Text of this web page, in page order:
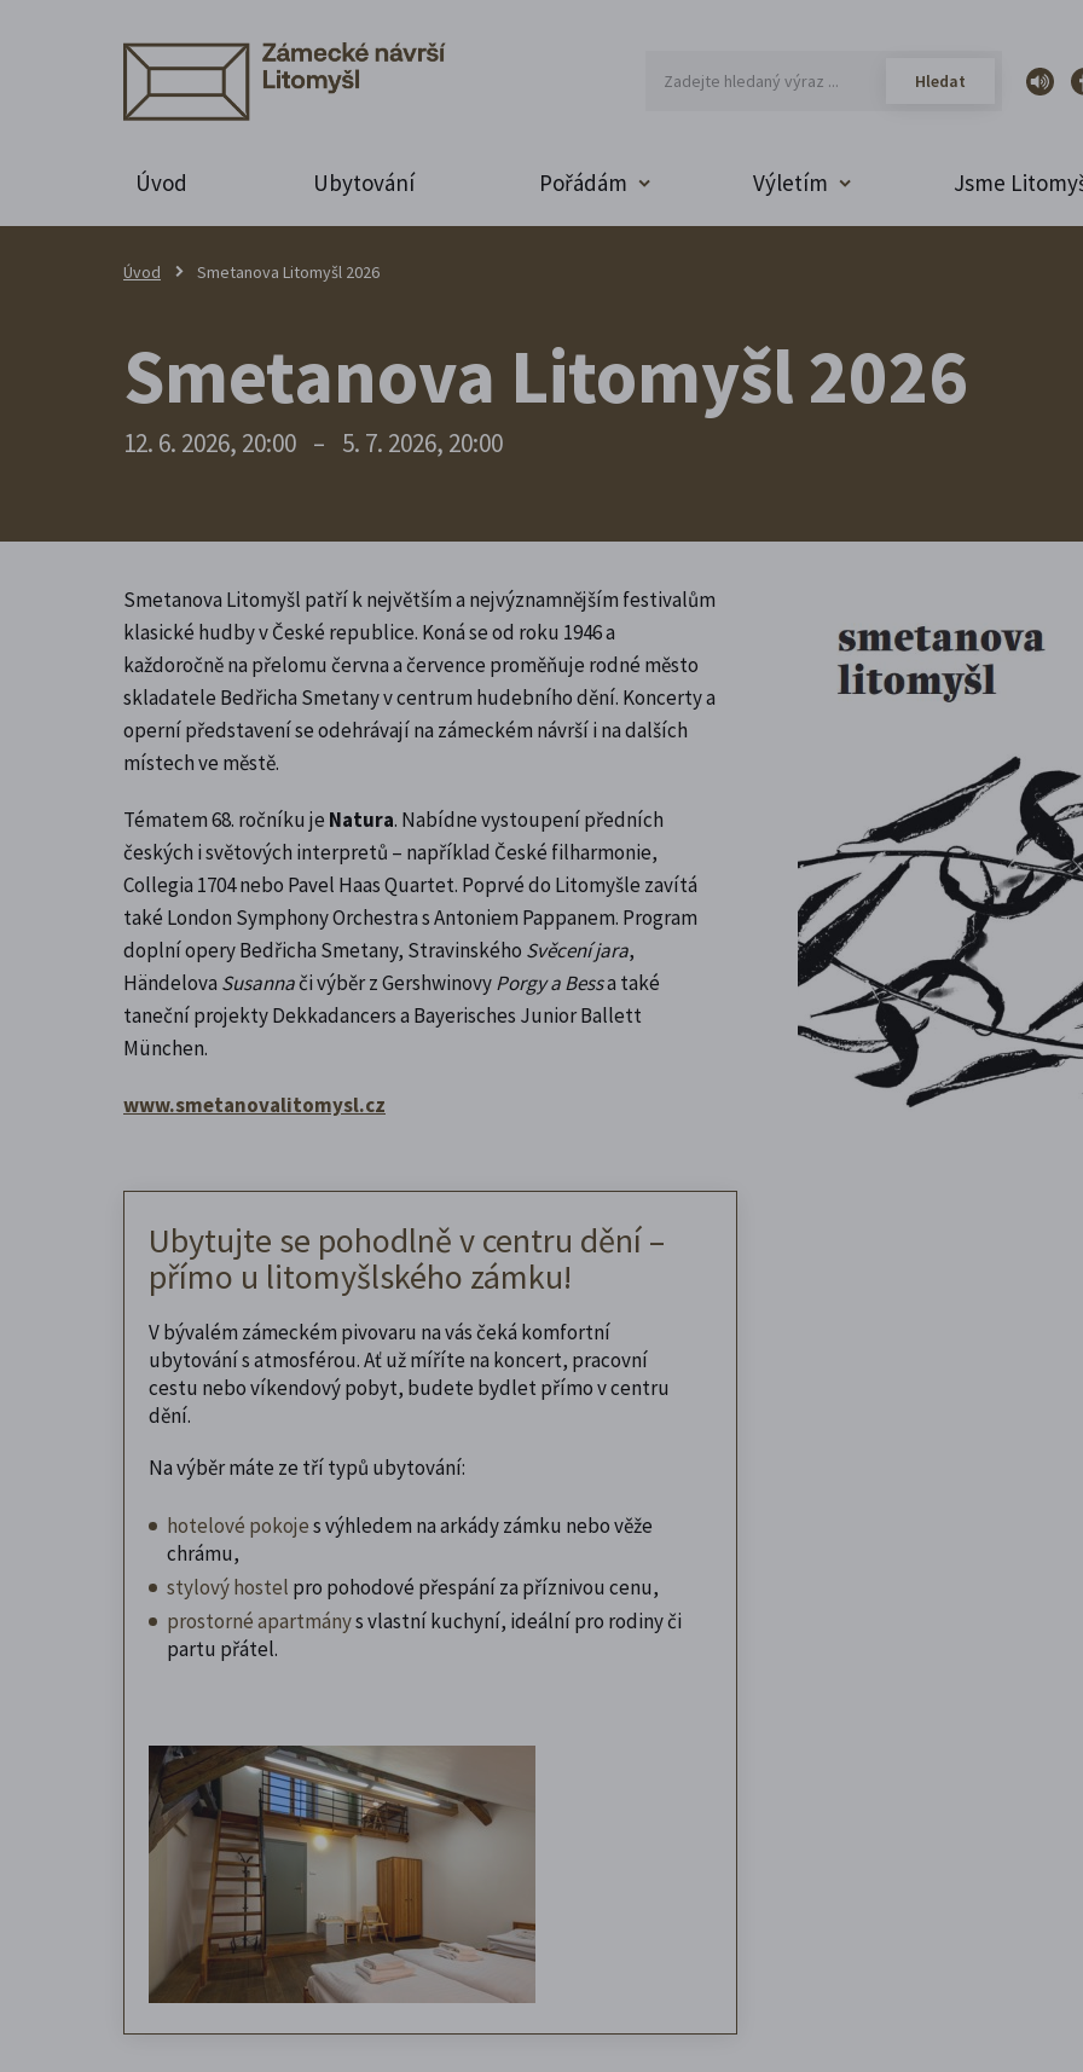
Úvod Ubytování Pořádám Výletím Jsme
Úvod Smetanova Litomyšl 2026
Smetanova Litomyšl 2026
12. 6. 2026, 20:00 – 5. 7. 2026, 20:00
Smetanova Litomyšl patří k největším a nejvýznamnějším festivalům
klasické hudby v České republice. Koná se od roku 1946 a
každoročně na přelomu června a července proměňuje rodné město
skladatele Bedřicha Smetany v centrum hudebního dění. Koncerty a
operní představení se odehrávají na zámeckém návrší i na dalších
místech ve městě.
Tématem 68. ročníku je Natura. Nabídne vystoupení předních
českých i světových interpretů – například České filharmonie,
Collegia 1704 nebo Pavel Haas Quartet. Poprvé do Litomyšle zavítá
také London Symphony Orchestra s Antoniem Pappanem. Program
doplní opery Bedřicha Smetany, Stravinského Svěcení jara,
Händelova Susannači výběr z GershwinovyPorgy a Bessa také
taneční projekty Dekkadancers a Bayerisches Junior Ballett
München.
www.smetanovalitomysl.cz
Ubytujte se pohodlně v centru dění –
přímo u litomyšlského zámku!
V bývalém zámeckém pivovaru na vás čeká komfortní
ubytování s atmosférou. Ať už míříte na koncert, pracovní
cestu nebo víkendový pobyt, budete bydlet přímo v centru
dění.
Na výběr máte ze tří typů ubytování:
hotelové pokojes výhledem na arkády zámku nebo věže
chrámu,
stylový hostel pro pohodové přespání za příznivou cenu,
prostorné apartmánys vlastní kuchyní, ideální pro rodiny či
partu přátel.